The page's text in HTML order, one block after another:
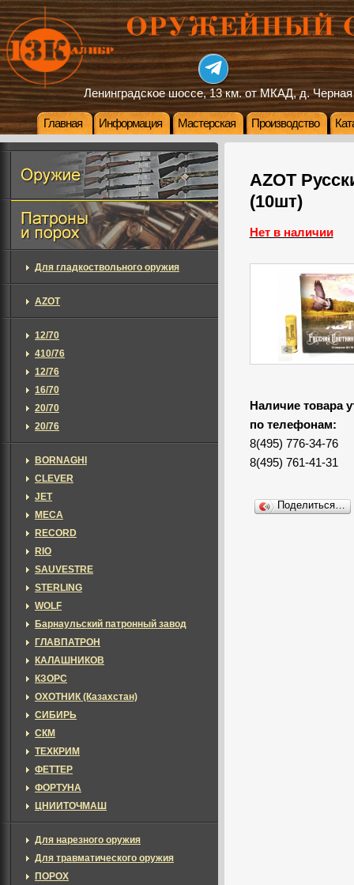
Ленинградское шоссе, 13 км. от МКАД, д. Черная
Главная Информация Мастерская Производство
AZOT
(10шт)
Нет в наличии
Наличие товара
по телефонам:
8(495) 776-34-76
8(495) 761-41-31
Поделиться…
Для гладкоствольного оружия
AZOT
12/70
410/76
12/76
16/70
20/70
20/76
BORNAGHI
CLEVER
JET
MECA
RECORD
RIO
SAUVESTRE
STERLING
WOLF
Барнаульский патронный завод
ГЛАВПАТРОН
КАЛАШНИКОВ
КЗОРС
ОХОТНИК (Казахстан)
СИБИРЬ
СКМ
ТЕХКРИМ
ФЕТТЕР
ФОРТУНА
ЦНИИТОЧМАШ
Для нарезного оружия
Для травматического оружия
ПОРОХ